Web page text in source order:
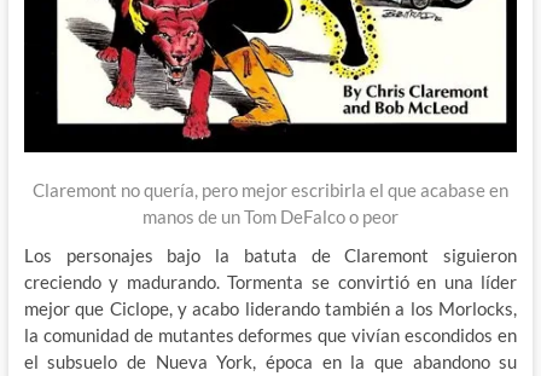
Claremont no quería, pero mejor escribirla el que acabase en
manos de un Tom DeFalco o peor
Los personajes bajo la batuta de Claremont siguieron
creciendo y madurando. Tormenta se convirtió en una líder
mejor que Ciclope, y acabo liderando también a los Morlocks,
la comunidad de mutantes deformes que vivían escondidos en
el subsuelo de Nueva York, época en la que abandono su